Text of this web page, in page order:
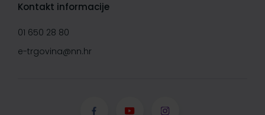
Kontakt informacije
01 650 28 80
e-trgovina@nn.hr